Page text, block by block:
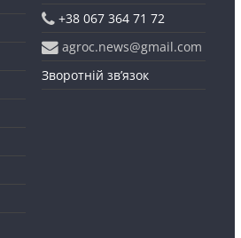
+38 067 364 71 72
agroc.news@gmail.com
Зворотній зв’язок